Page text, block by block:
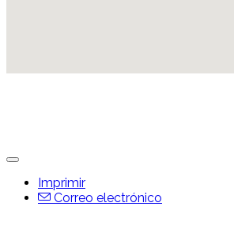
Imprimir
Correo electrónico